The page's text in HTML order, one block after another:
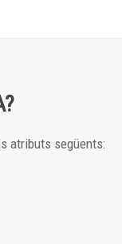
atributs següents: